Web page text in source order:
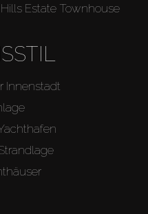
Estate Townhouse
Innenstadt